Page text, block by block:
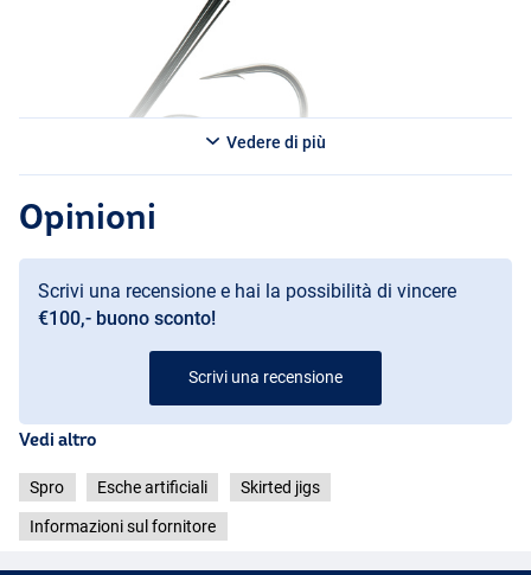
massimo dal loro equipaggiamento.
Vedere di più
Opinioni
Scrivi una recensione e hai la possibilità di vincere
€100,- buono sconto!
Scrivi una recensione
Vedi altro
Spro Esche artificiali Skirted jigs
Informazioni sul fornitore